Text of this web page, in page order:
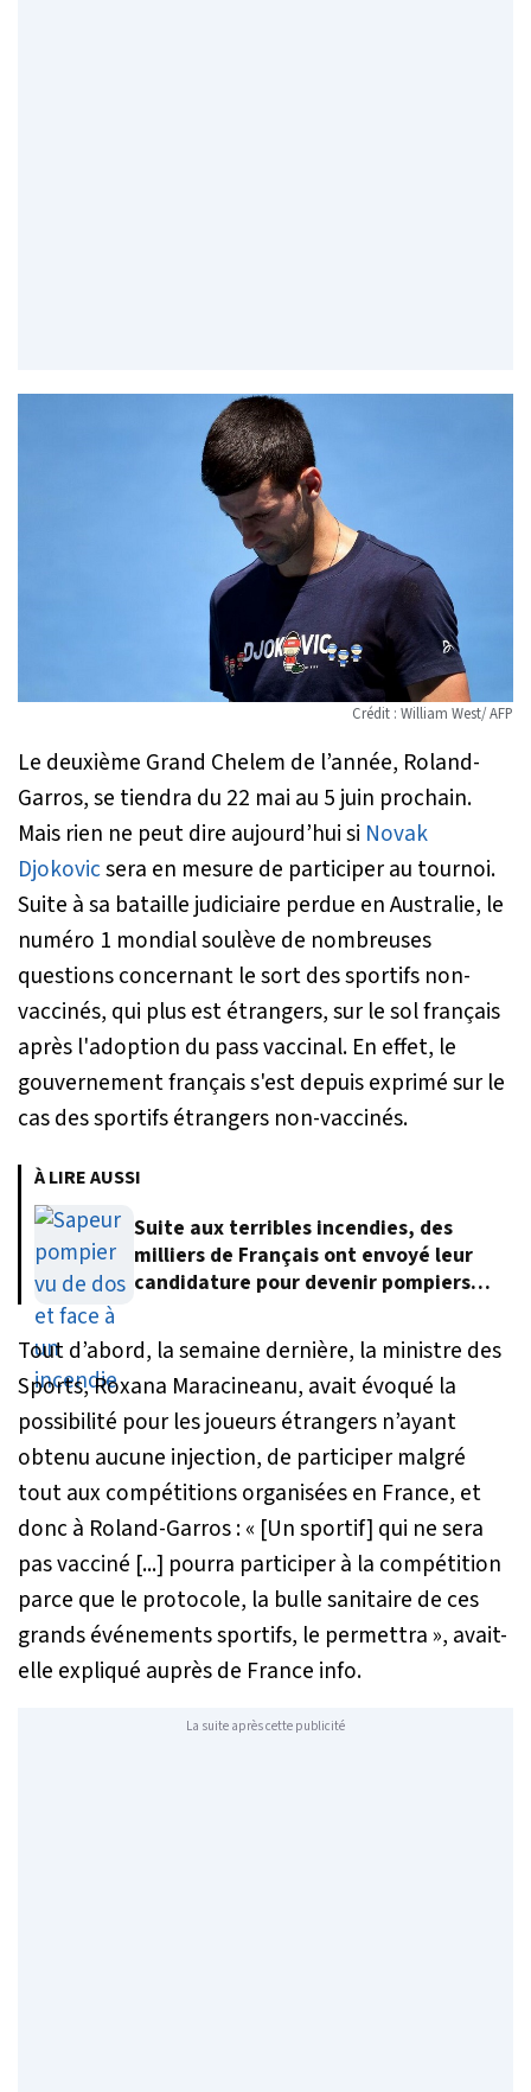
Crédit : William West/ AFP
Le deuxième Grand Chelem de l’année, Roland-
Garros, se tiendra du 22 mai au 5 juin prochain.
Mais rien ne peut dire aujourd’hui si Novak
Djokovicsera en mesure de participer au tournoi.
Suite à sa bataille judiciaire perdue en Australie, le
numéro 1 mondial soulève de nombreuses
questions concernant le sort des sportifs non-
vaccinés, qui plus est étrangers, sur le sol français
après l'adoption du pass vaccinal. En effet, le
gouvernement français s'est depuis exprimé sur le
cas des sportifs étrangers non-vaccinés.
À LIRE AUSSI
Suite aux terribles incendies, des
milliers de Français ont envoyé leur
candidature pour devenir pompiers
Tout d’abord, la semaine dernière, la ministre des
Sports, Roxana Maracineanu, avait évoqué la
possibilité pour les joueurs étrangers n’ayant
obtenu aucune injection, de participer malgré
tout aux compétitions organisées en France, et
donc à Roland-Garros : « [Un sportif] qui ne sera
pas vacciné [...] pourra participer à la compétition
parce que le protocole, la bulle sanitaire de ces
grands événements sportifs, le permettra », avait-
elle expliqué auprès de France info.
La suite après cette publicité